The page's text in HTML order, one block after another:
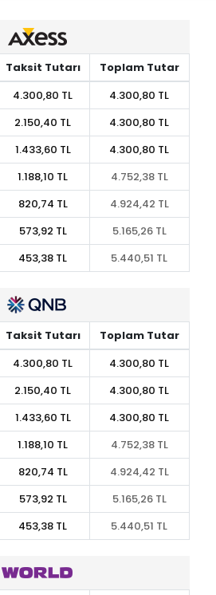
Taksit Tutarı
Toplam Tutar
4.300,80 TL
4.300,80 TL
2.150,40 TL
4.300,80 TL
1.433,60 TL
4.300,80 TL
1.188,10 TL
4.752,38 TL
820,74 TL
4.924,42 TL
573,92 TL
5.165,26 TL
453,38 TL 5.440,51 TL
Taksit Tutarı
Toplam Tutar
4.300,80 TL
4.300,80 TL
2.150,40 TL
4.300,80 TL
1.433,60 TL
4.300,80 TL
1.188,10 TL
4.752,38 TL
820,74 TL
4.924,42 TL
573,92 TL
5.165,26 TL
453,38 TL 5.440,51 TL